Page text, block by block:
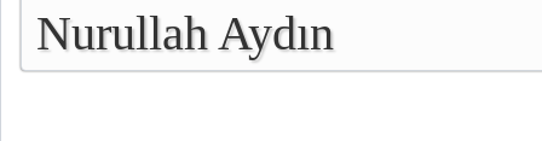
Nurullah Aydın